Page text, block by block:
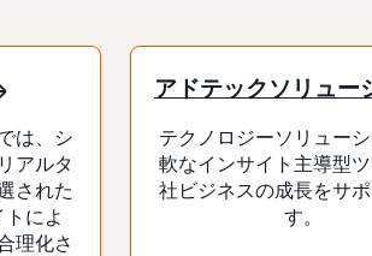
は、シ
アルタ
された
によ
理化さ
アドテックソリュー
テクノロジーソリュー
軟なインサイト主導型
社ビジネスの成長をサ
す。